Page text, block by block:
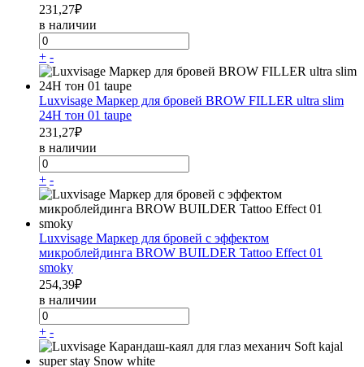
231,27₽
в наличии
+ -
Luxvisage Маркер для бровей BROW FILLER ultra slim
24H тон 01 taupe
231,27₽
в наличии
+ -
Luxvisage Маркер для бровей c эффектом
микроблейдинга BROW BUILDER Tattoo Effect 01
smoky
254,39₽
в наличии
+ -